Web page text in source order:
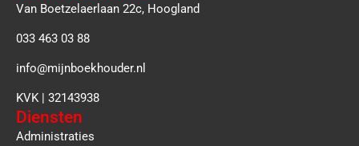
Van Boetzelaerlaan 22c, Hoogland
033 463 03 88
info@mijnboekhouder.nl
KVK | 32143938
Diensten
Administraties